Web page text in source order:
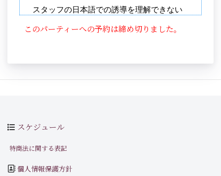
このパーティーへの予約は締め切りました。
スケジュール
特商法に関する表記
個人情報保護方針